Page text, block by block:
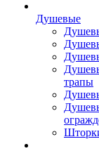
Душевые
трапы